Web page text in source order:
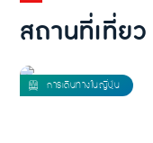
สถานที่เที่ยว